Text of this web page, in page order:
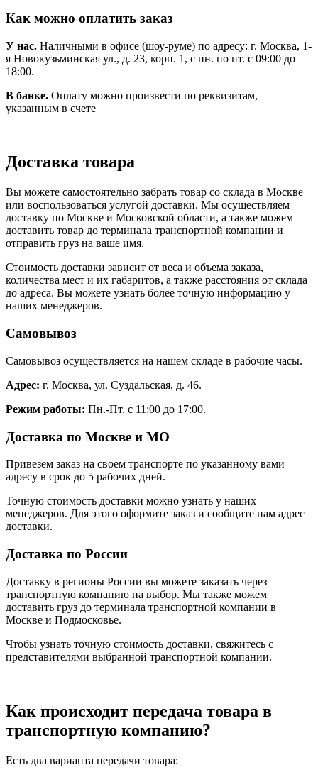
Как можно оплатить заказ
У нас. Наличными в офисе (шоу-руме) по адресу: г. Москва, 1-
я Новокузьминская ул., д. 23, корп. 1, с пн. по пт. с 09:00 до
18:00.
В банке. Оплату можно произвести по реквизитам,
указанным в счете
Доставка товара
Вы можете самостоятельно забрать товар со склада в Москве
или воспользоваться услугой доставки. Мы осуществляем
доставку по Москве и Московской области, а также можем
доставить товар до терминала транспортной компании и
отправить груз на ваше имя.
Стоимость доставки зависит от веса и объема заказа,
количества мест и их габаритов, а также расстояния от склада
до адреса. Вы можете узнать более точную информацию у
наших менеджеров.
Самовывоз
Самовывоз осуществляется на нашем складе в рабочие часы.
Адрес: г. Москва, ул. Суздальская, д. 46.
Режим работы: Пн.-Пт. с 11:00 до 17:00.
Доставка по Москве и МО
Привезем заказ на своем транспорте по указанному вами
адресу в срок до 5 рабочих дней.
Точную стоимость доставки можно узнать у наших
менеджеров. Для этого оформите заказ и сообщите нам адрес
доставки.
Доставка по России
Доставку в регионы России вы можете заказать через
транспортную компанию на выбор. Мы также можем
доставить груз до терминала транспортной компании в
Москве и Подмосковье.
Чтобы узнать точную стоимость доставки, свяжитесь с
представителями выбранной транспортной компании.
Как происходит передача товара в
транспортную компанию?
Есть два варианта передачи товара: